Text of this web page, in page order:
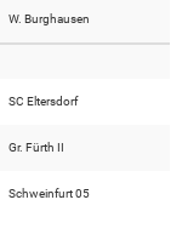
W. Burghausen
SC Eltersdorf
Gr. Fürth II
Schweinfurt 05